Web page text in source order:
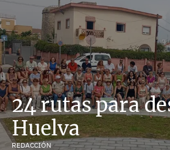
24 rutas para
Huelva
REDACCIÓN